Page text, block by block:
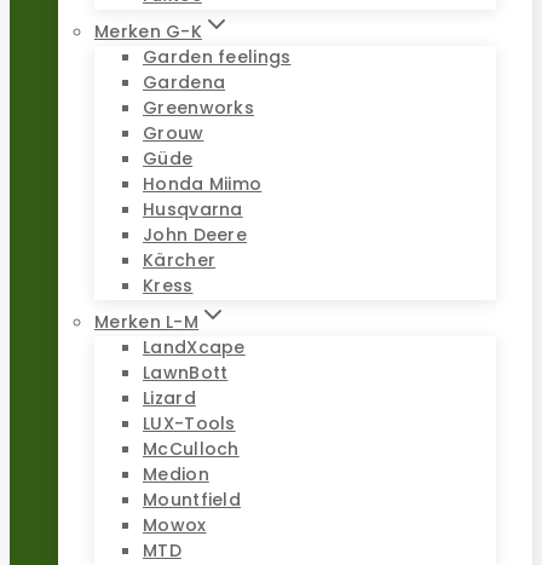
Merken G-K
Garden feelings
Gardena
Greenworks
Grouw
Güde
Honda Miimo
Husqvarna
John Deere
Kärcher
Kress
Merken L-M
LandXcape
LawnBott
Lizard
LUX-Tools
McCulloch
Medion
Mountfield
Mowox
MTD